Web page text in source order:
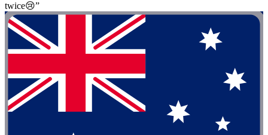
twice😢”